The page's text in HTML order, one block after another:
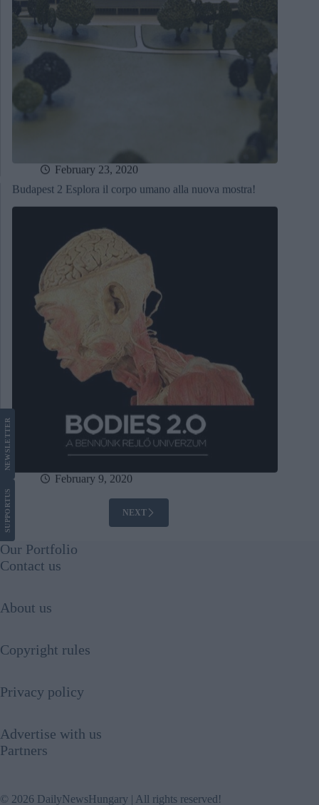
February 23, 2020
Budapest 2 Esplora il corpo umano alla nuova mostra!
February 9, 2020
NEXT
SUPPORT
US
NEWS
LETTER
Our Portfolio
Contact us
About us
Copyright rules
Privacy policy
Advertise with us
Partners
© 2026 DailyNewsHungary | All rights reserved!